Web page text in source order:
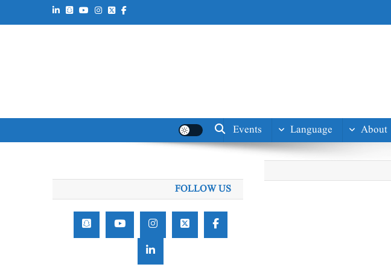
About
Language
Events
FOLLOW US